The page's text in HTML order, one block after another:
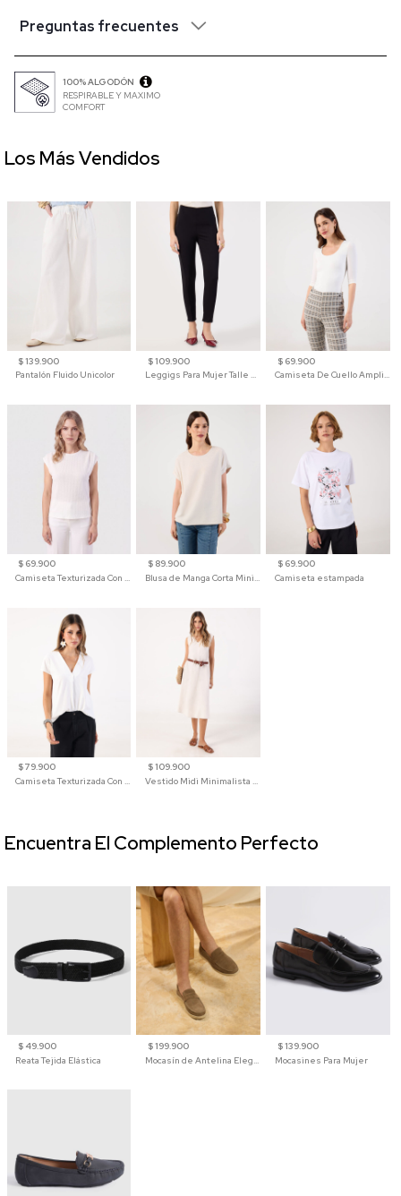
Preguntas frecuentes
100% ALGODÓN
RESPIRABLE Y MAXIMO
COMFORT
$ 139.900
Pantalón Fluido Unicolor
$ 109.900
Leggigs Para Mujer Talle Alto Liso
$ 69.900
Camiseta De Cuello Amplio Y Manga 3/4 Para Mujer
$ 69.900
Camiseta Texturizada Con Hombro Caído Para Mujer
$ 89.900
Blusa de Manga Corta Minimalista para Mujer
$ 69.900
Camiseta estampada
$ 79.900
Camiseta Texturizada Con Cuello En V Para Mujer
$ 109.900
Vestido Midi Minimalista De Silueta Amplia
Los Más Vendidos
$ 49.900
Reata Tejida Elástica
$ 199.900
Mocasín de Antelina Elegante con Suela de Contraste Para Hombre
$ 139.900
Mocasines Para Mujer
Encuentra El Complemento Perfecto